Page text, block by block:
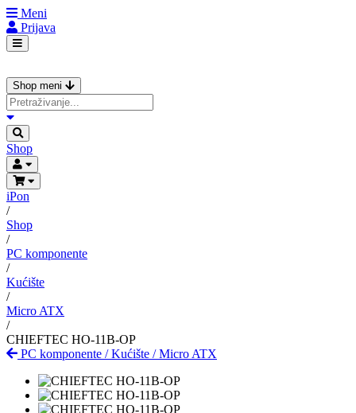
Meni
Prijava
Shop meni
Shop
iPon
/
Shop
/
PC komponente
/
Kućište
/
Micro ATX
/
CHIEFTEC HO-11B-OP
PC komponente /Kućište /Micro ATX